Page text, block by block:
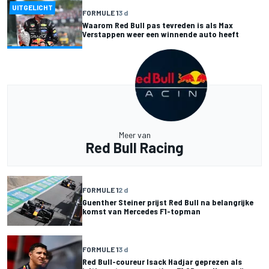
UITGELICHT
FORMULE 13 d
Waarom Red Bull pas tevreden is als Max
Verstappen weer een winnende auto heeft
Meer van
Red Bull Racing
FORMULE 12 d
Guenther Steiner prijst Red Bull na belangrijke
komst van Mercedes F1-topman
FORMULE 13 d
Red Bull-coureur Isack Hadjar geprezen als